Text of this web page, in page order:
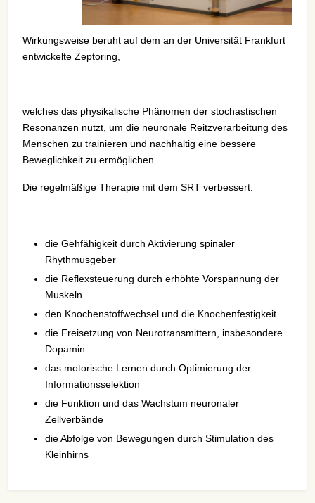
Wirkungsweise beruht auf dem an der Universität Frankfurt
entwickelte Zeptoring,
welches das physikalische Phänomen der stochastischen
Resonanzen nutzt, um die neuronale Reitzverarbeitung des
Menschen zu trainieren und nachhaltig eine bessere
Beweglichkeit zu ermöglichen.
Die regelmäßige Therapie mit dem SRT verbessert:
die Gehfähigkeit durch Aktivierung spinaler
Rhythmusgeber
die Reflexsteuerung durch erhöhte Vorspannung der
Muskeln
den Knochenstoffwechsel und die Knochenfestigkeit
die Freisetzung von Neurotransmittern, insbesondere
Dopamin
das motorische Lernen durch Optimierung der
Informationsselektion
die Funktion und das Wachstum neuronaler
Zellverbände
die Abfolge von Bewegungen durch Stimulation des
Kleinhirns